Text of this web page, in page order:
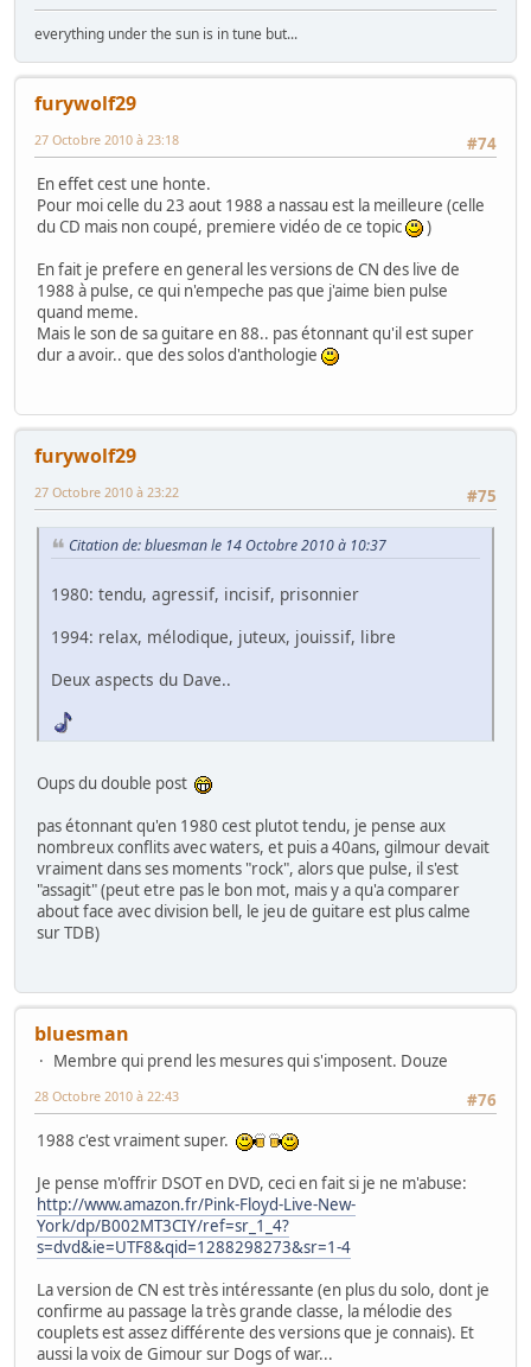
everything under the sun is in tune but...
furywolf29
#74
27 Octobre 2010 à 23:18
En effet cest une honte.
Pour moi celle du 23 aout 1988 a nassau est la meilleure (celle
du CD mais non coupé, premiere vidéo de ce topic
)
En fait je prefere en general les versions de CN des live de
1988 à pulse, ce qui n'empeche pas que j'aime bien pulse
quand meme.
Mais le son de sa guitare en 88.. pas étonnant qu'il est super
dur a avoir.. que des solos d'anthologie
furywolf29
#75
27 Octobre 2010 à 23:22
Citation de: bluesman le 14 Octobre 2010 à 10:37
1980: tendu, agressif, incisif, prisonnier
1994: relax, mélodique, juteux, jouissif, libre
Deux aspects du Dave..
Oups du double post
pas étonnant qu'en 1980 cest plutot tendu, je pense aux
nombreux conflits avec waters, et puis a 40ans, gilmour devait
vraiment dans ses moments "rock", alors que pulse, il s'est
"assagit" (peut etre pas le bon mot, mais y a qu'a comparer
about face avec division bell, le jeu de guitare est plus calme
sur TDB)
bluesman
Membre qui prend les mesures qui s'imposent. Douze
#76
28 Octobre 2010 à 22:43
1988 c'est vraiment super.
Je pense m'offrir DSOT en DVD, ceci en fait si je ne m'abuse:
http://www.amazon.fr/Pink-Floyd-Live-New-
York/dp/B002MT3CIY/ref=sr_1_4?
s=dvd&ie=UTF8&qid=1288298273&sr=1-4
La version de CN est très intéressante (en plus du solo, dont je
confirme au passage la très grande classe, la mélodie des
couplets est assez différente des versions que je connais). Et
aussi la voix de Gimour sur Dogs of war...